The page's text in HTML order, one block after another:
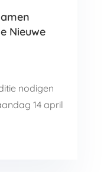
Nieuwe
nodigen
14 april